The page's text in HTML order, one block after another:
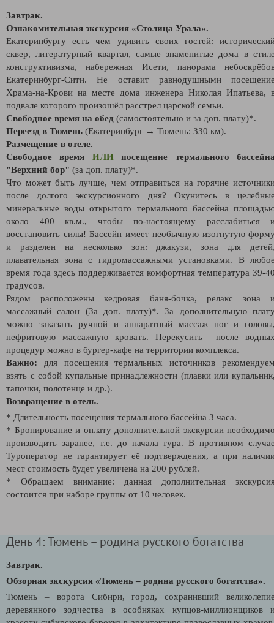
Завтрак.
Ознакомительная экскурсия «Столица Урала».
Екатеринбургу есть чем удивить своих гостей:
сквер, литературный квартал, самые знаменитые дома в
конструктивизма, набережная Исети, панорама
Екатеринбург-Сити. Не оставит равнодушными
Храма-на-Крови на месте дома инженера Николая Ипатьева,
подвале которого произошёл расстрел царской семьи.
Свободное время на обед (самостоятельно и за доп. плату)*.
Переезд в Тюмень (Екатеринбург → Тюмень: 330 км).
Размещение в отеле.
Свободное время ИЛИпосещение термального
"Верхний бор" (за доп. плату)*.
Что может быть лучше, чем отправиться на горячие
после долгого экскурсионного дня? Окунитесь в
минеральные воды открытого термального бассейна
около 400 кв.м., чтобы по-настоящему расслабиться
восстановить силы! Бассейн имеет необычную изогнутую
и разделен на несколько зон: джакузи, зона для
плавательная зона с гидромассажными установками. В
время года здесь поддерживается комфортная температура 39-
градусов.
Рядом расположены кедровая баня-бочка, релакс зона
массажный салон (За доп. плату)*. За дополнительную
можно заказать ручной и аппаратный массаж ног и
нефритовую массажную кровать. Перекусить после
процедур можно в бургер-кафе на территории комплекса.
Важно: для посещения термальных источников
взять с собой купальные принадлежности (плавки или
тапочки, полотенце и др.).
Возвращение в отель.
* Длительность посещения термального бассейна 3 часа.
* Бронирование и оплату дополнительной экскурсии
производить заранее, т.е. до начала тура. В противном
Туроператор не гарантирует её подтверждения, а при
мест стоимость будет увеличена на 200 рублей.
* Обращаем внимание: данная дополнительная
состоится при наборе группы от 10 человек.
День 4: Тюмень – родина русского богатства
Завтрак.
Обзорная экскурсия «Тюмень – родина русского богатства».
Тюмень – ворота Сибири, город, сохранивший
деревянного зодчества в особняках купцов-миллионщиков